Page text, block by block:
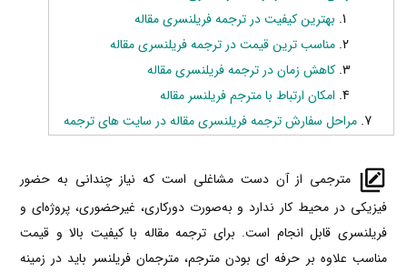
بهترین کیفیت در ترجمه فریلنسری مقاله
مناسب ترین قیمت در ترجمه فریلنسری مقاله
کاهش زمان در ترجمه فریلنسری مقاله
امکان ارتباط با مترجم فریلنسر مقاله
مراحل سفارش ترجمه فریلنسری مقاله در سایت های ترجمه
مترجمی از آن دست مشاغلی است که نیاز چندانی به حضور
فیزیکی در محیط کار ندارد و به‌صورت دورکاری، غیرحضوری، پروژه‌‌ای و
فریلنسری قابل انجام است. برای ترجمه مقاله با کیفیت بالا و قیمت
مناسب علاوه بر حرفه ای بودن مترجم، مترجمان فریلنسر باید در زمینه